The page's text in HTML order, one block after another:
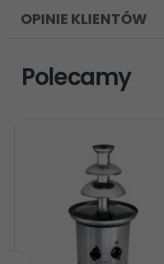
OPINIE KLIENTÓW
Polecamy